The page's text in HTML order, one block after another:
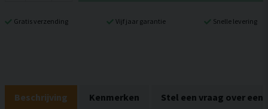
Gratis verzending Vijf jaar garantie Snelle levering
Beschrijving Kenmerken Stel een vraag over een